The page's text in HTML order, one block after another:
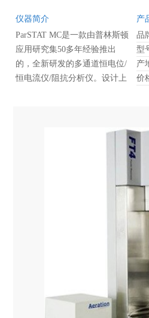
仪器简介
ParSTAT MC是一款由普林斯顿
应用研究集50多年经验推出
的，全新研发的多通道恒电位/
恒电流仪/阻抗分析仪。设计上
产
品
型
产
价